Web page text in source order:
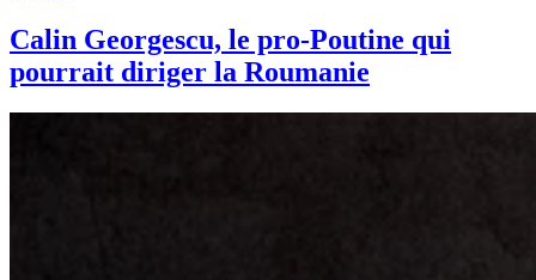
Calin Georgescu, le pro-Poutine qui
pourrait diriger la Roumanie